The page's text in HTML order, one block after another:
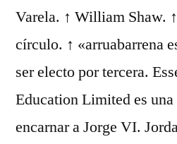
Varela. ↑ William Shaw.
círculo. ↑ «arruabarrena
ser electo por tercera.
Education Limited es
encarnar a Jorge VI.